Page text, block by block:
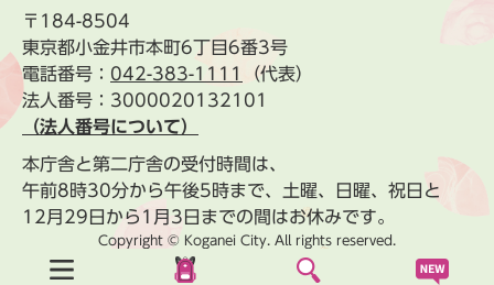
〒184-8504
東京都小金井市本町6丁目6番3号
電話番号： 042-383-1111
（代表）
法人番号：3000020132101
（法人番号について）
本庁舎と第二庁舎の受付時間は、
午前8時30分から午後5時まで、土曜、日曜、祝日と
12月29日から1月3日までの間はお休みです。
Copyright © Koganei City. All rights reserved.